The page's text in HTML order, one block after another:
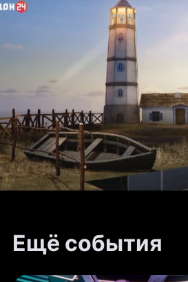
Ещё события